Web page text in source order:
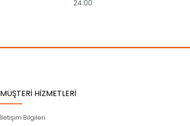
24:00
MÜŞTERİ HİZMETLERİ
İletişim Bilgileri